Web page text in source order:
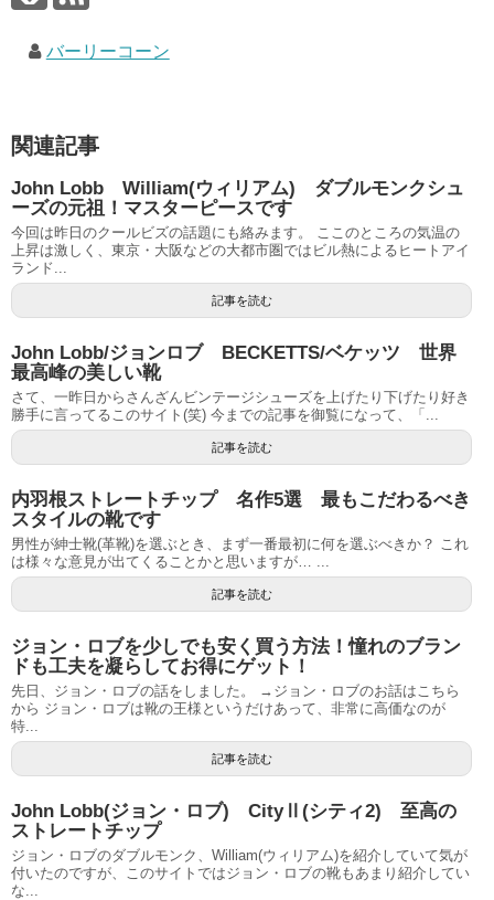
バーリーコーン
関連記事
John Lobb William(ウィリアム) ダブルモンクシュ
ーズの元祖！マスターピースです
今回は昨日のクールビズの話題にも絡みます。 ここのところの気温の
上昇は激しく、東京・大阪などの大都市圏ではビル熱によるヒートアイ
ランド...
記事を読む
John Lobb/ジョンロブ BECKETTS/ベケッツ 世界
最高峰の美しい靴
さて、一昨日からさんざんビンテージシューズを上げたり下げたり好き
勝手に言ってるこのサイト(笑) 今までの記事を御覧になって、「...
記事を読む
内羽根ストレートチップ 名作5選 最もこだわるべき
スタイルの靴です
男性が紳士靴(革靴)を選ぶとき、まず一番最初に何を選ぶべきか？ これ
は様々な意見が出てくることかと思いますが… ...
記事を読む
ジョン・ロブを少しでも安く買う方法！憧れのブラン
ドも工夫を凝らしてお得にゲット！
先日、ジョン・ロブの話をしました。 →ジョン・ロブのお話はこちら
から ジョン・ロブは靴の王様というだけあって、非常に高価なのが
特...
記事を読む
John Lobb(ジョン・ロブ) CityⅡ(シティ2) 至高の
ストレートチップ
ジョン・ロブのダブルモンク、William(ウィリアム)を紹介していて気が
付いたのですが、このサイトではジョン・ロブの靴もあまり紹介してい
な...